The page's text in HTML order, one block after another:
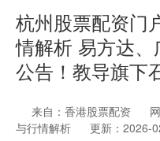
杭州股票配资门
情解析 易方达
公告！教导旗下
来自：香港股票配资
与行情解析
更新：2026-